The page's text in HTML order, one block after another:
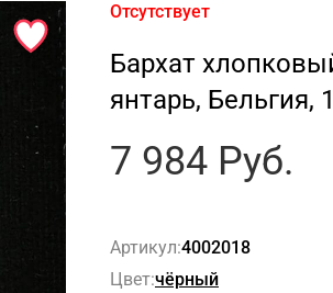
Отсутствует
Бархат
янтарь, Бельгия,
7 984 Руб.
Артикул:4002018
Цвет:чёрный